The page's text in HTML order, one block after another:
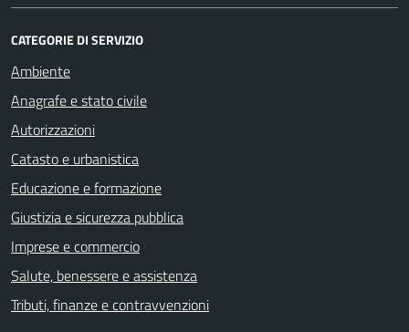
CATEGORIE DI SERVIZIO
Ambiente
Anagrafe e stato civile
Autorizzazioni
Catasto e urbanistica
Educazione e formazione
Giustizia e sicurezza pubblica
Imprese e commercio
Salute, benessere e assistenza
Tributi, finanze e contravvenzioni